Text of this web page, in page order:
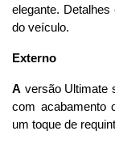
elegante.
do veículo.
Externo
A versão Ultimate
com acabamento
um toque de